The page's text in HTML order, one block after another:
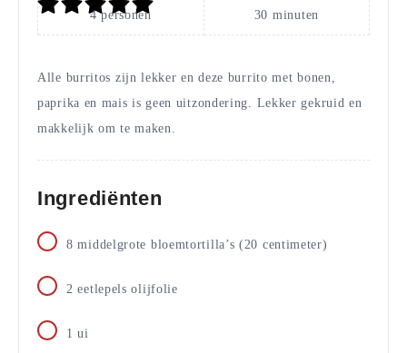
4 personen 30 minuten
Alle burritos zijn lekker en deze burrito met bonen,
paprika en mais is geen uitzondering. Lekker gekruid en
makkelijk om te maken.
Ingrediënten
8 middelgrote bloemtortilla’s (20 centimeter)
2 eetlepels olijfolie
1 ui